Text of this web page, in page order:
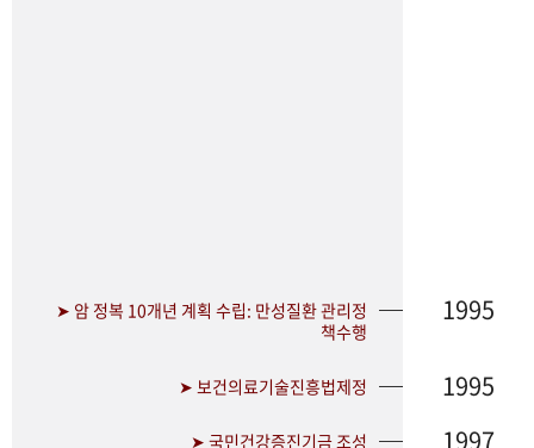
➤ 암 정복 10개년 계획 수립: 만성질환 관리정
책수행
1995
➤ 보건의료기술진흥법제정 1995
➤ 국민건강증진기금 조성 1997